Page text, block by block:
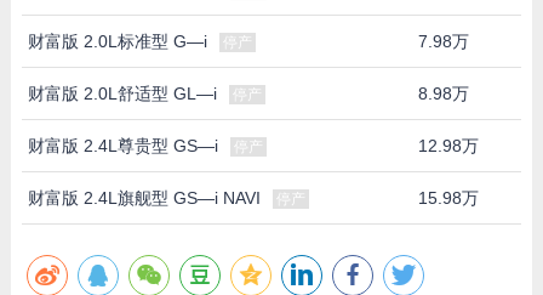
财富版 2.0L标准型 G—i 停产 7.98万
财富版 2.0L舒适型 GL—i 停产 8.98万
财富版 2.4L尊贵型 GS—i 停产 12.98万
财富版 2.4L旗舰型 GS—i NAVI 停产 15.98万